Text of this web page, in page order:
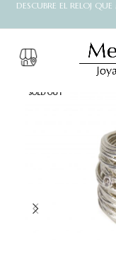
DESCUBRE EL RELOJ
SOLD OUT